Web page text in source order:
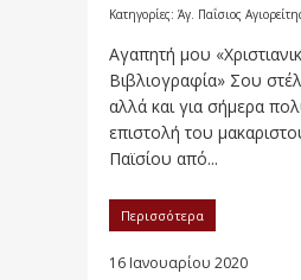
Κατηγορίες: Άγ. Παΐσιος
Αγαπητή μου
Βιβλιογραφία» Σου
αλλά και για σήμερα
επιστολή του
Παϊσίου από...
Περισσότερα
16 Ιανουαρίου 2020